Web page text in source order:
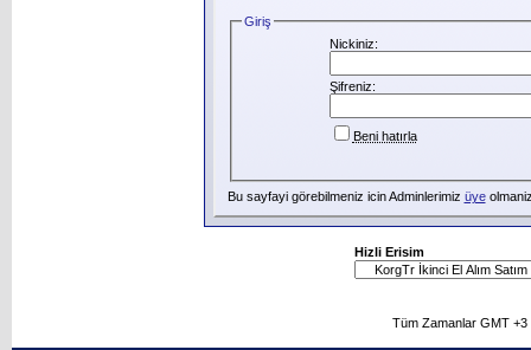
Giriş
Nickiniz:
Şifreniz:
Beni hatırla
Bu sayfayi görebilmeniz icin Adminlerimiz üye
Hizli Erisim
Tüm Zamanlar GMT